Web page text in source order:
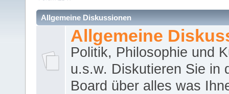
Allgemeine Diskussionen
Allgemeine
Politik, Philosophie und
u.s.w. Diskutieren Sie in
Board über alles was